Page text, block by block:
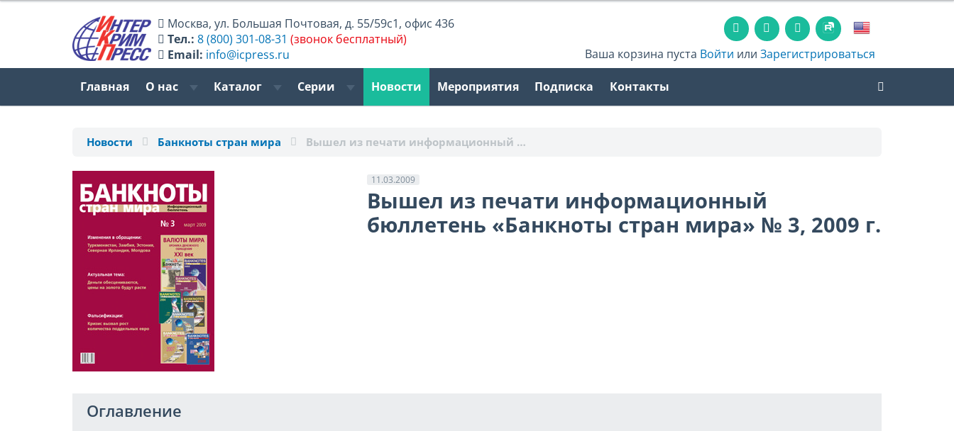
Москва,ул. Большая Почтовая, д. 55/59с1, офис 436
Тел.: 8 (800) 301-08-31 (звонок бесплатный)
Email: info@icpress.ru Ваша корзина пуста Войти илиЗарегистрироваться
Главная О нас Каталог Серии Новости Мероприятия Подписка Контакты
Новости Банкноты стран мира Вышел из печати информационный …
11.03.2009
Вышел из печати информационный
бюллетень «Банкноты стран мира» № 3, 2009 г.
Оглавление